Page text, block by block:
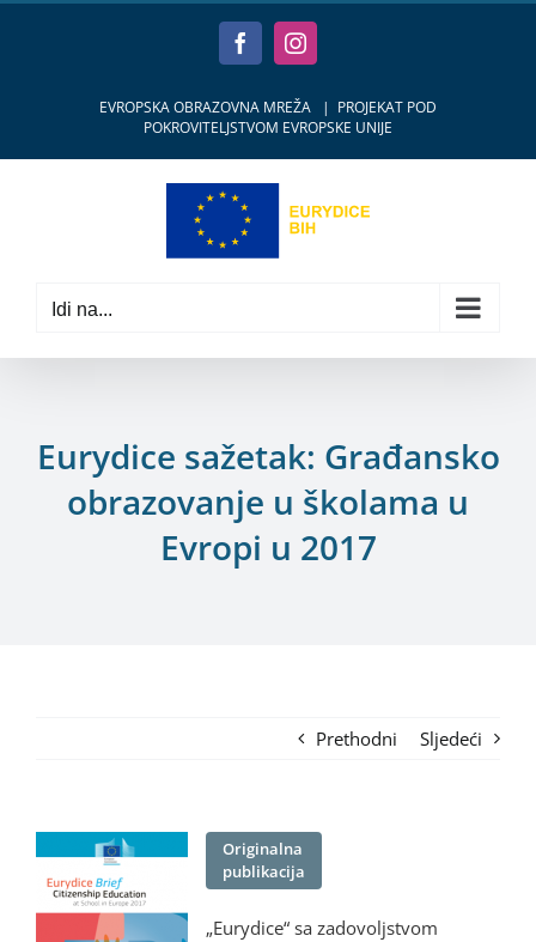
FacebookInstagram
EVROPSKA OBRAZOVNA MREŽA | PROJEKAT POD
POKROVITELJSTVOM EVROPSKE UNIJE
Idi na...
Eurydice sažetak: Građansko
obrazovanje u školama u
Evropi u 2017
Prethodni Sljedeći
Originalna
publikacija
„Eurydice“ sa zadovoljstvom